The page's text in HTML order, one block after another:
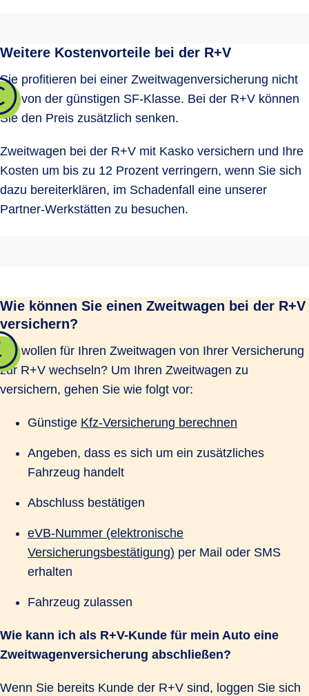
Weitere Kostenvorteile bei der R+V
Sie profitieren bei einer Zweitwagenversicherung nicht
nur von der günstigen SF-Klasse. Bei der R+V können
Sie den Preis zusätzlich senken.
Zweitwagen bei der R+V mit Kasko versichern und Ihre
Kosten um bis zu 12 Prozent verringern, wenn Sie sich
dazu bereiterklären, im Schadenfall eine unserer
Partner-Werkstätten zu besuchen.
Wie können Sie einen Zweitwagen bei der R+V
versichern?
Sie wollen für Ihren Zweitwagen von Ihrer Versicherung
zur R+V wechseln? Um Ihren Zweitwagen zu
versichern, gehen Sie wie folgt vor:
Günstige Kfz-Versicherung berechnen
Angeben, dass es sich um ein zusätzliches
Fahrzeug handelt
Abschluss bestätigen
eVB-Nummer (elektronische
Versicherungsbestätigung) per Mail oder SMS
erhalten
Fahrzeug zulassen
Wie kann ich als R+V-Kunde für mein Auto eine
Zweitwagenversicherung abschließen?
Wenn Sie bereits Kunde der R+V sind, loggen Sie sich